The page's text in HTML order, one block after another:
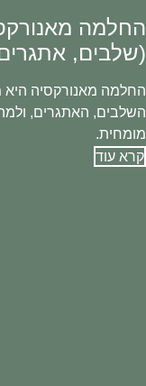
החלמה
(שלבים,
החלמה מאנורקסיה
השלבים, האתגרים, ולמה
מומחית.
קרא עוד